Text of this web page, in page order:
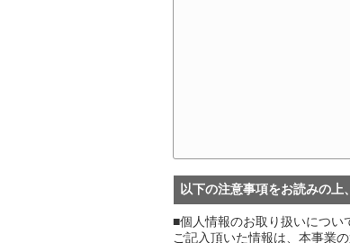
以下の注意事項をお読みの上
■個人情報のお取り扱いについ
ご記入頂いた情報は、本事業